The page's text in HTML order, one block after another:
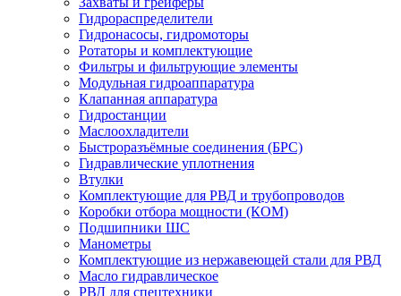
Гидрораспределители
Гидронасосы, гидромоторы
Ротаторы и комплектующие
Фильтры и фильтрующие элементы
Модульная гидроаппаратура
Клапанная аппаратура
Гидростанции
Маслоохладители
Быстроразъёмные соединения (БРС)
Гидравлические уплотнения
Втулки
Комплектующие для РВД и трубопроводов
Коробки отбора мощности (КОМ)
Подшипники ШС
Манометры
Комплектующие из нержавеющей стали для РВД
Масло гидравлическое
РВД для спецтехники